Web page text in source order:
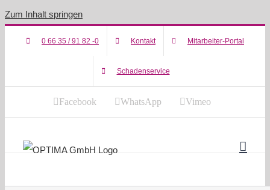
Zum Inhalt springen
0 66 35 / 91 82 -0 Kontakt Mitarbeiter-Portal
Schadenservice
Facebook WhatsApp Vimeo